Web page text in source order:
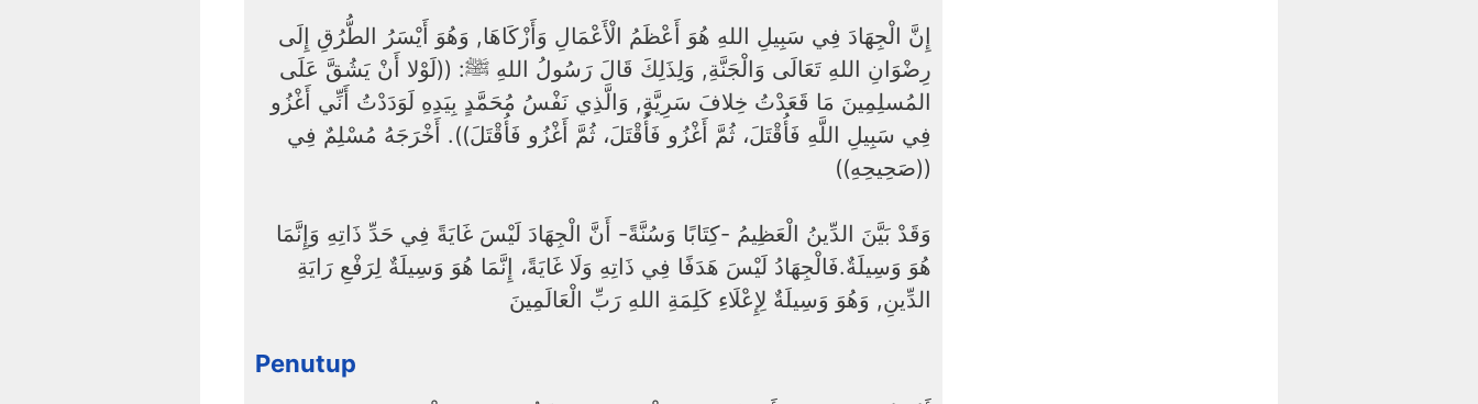
إِنَّ الْجِهَادَ فِي سَبِيلِ اللهِ هُوَ أَعْظَمُ الْأَعْمَالِ وَأَزْكَاهَا, وَهُوَ أَيْسَرُ الطُّرُقِ إِلَى
رِضْوَانِ اللهِ تَعَالَى وَالْجَنَّةِ, وَلِذَلِكَ قَالَ رَسُولُ اللهِ ﷺ: ((لَوْلا أَنْ يَشُقَّ عَلَى
المُسلِمِينَ مَا قَعَدْتُ خِلافَ سَرِيَّةٍ, وَالَّذِي نَفْسُ مُحَمَّدٍ بِيَدِهِ لَوَدَدْتُ أَنِّي أَغْزُو
فِي سَبِيلِ اللَّهِ فَأُقْتَلَ، ثُمَّ أَغْزُو فَأُقْتَلَ، ثُمَّ أَغْزُو فَأُقْتَلَ)). أَخْرَجَهُ مُسْلِمٌ فِي
((صَحِيحِهِ))
وَقَدْ بَيَّنَ الدِّينُ الْعَظِيمُ -كِتَابًا وَسُنَّةً- أَنَّ الْجِهَادَ لَيْسَ غَايَةً فِي حَدِّ ذَاتِهِ وَإِنَّمَا
هُوَ وَسِيلَةٌ.فَالْجِهَادُ لَيْسَ هَدَفًا فِي ذَاتِهِ وَلَا غَايَةً، إِنَّمَا هُوَ وَسِيلَةٌ لِرَفْعِ رَايَةِ
الدِّينِ, وَهُوَ وَسِيلَةٌ لِإِعْلَاءِ كَلِمَةِ اللهِ رَبِّ الْعَالَمِينَ
Penutup